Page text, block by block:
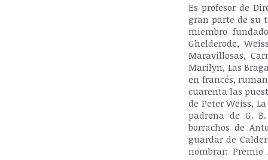
Es profesor de
gran parte de su
miembro
Ghelderode,
Maravillosas,
Marilyn, Las
en francés,
cuarenta las
de Peter Weiss,
padrona de G.
borrachos de
guardar de
nombrar: Premio